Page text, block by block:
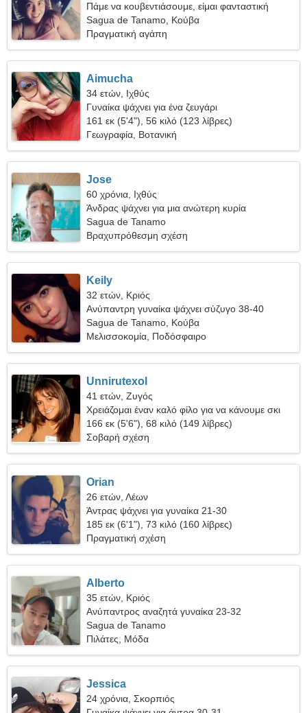
Πάμε να κουβεντιάσουμε, είμαι φανταστική
γυναίκα
Sagua de Tanamo, Κούβα
Πραγματική αγάπη
Aimucha
34 ετών, Ιχθύς
Γυναίκα ψάχνει για ένα ζευγάρι
161 εκ (5'4"), 56 κιλό (123 λίβρες)
Γεωγραφία, Βοτανική
Jose
60 χρόνια, Ιχθύς
Άνδρας ψάχνει για μια ανώτερη κυρία
Sagua de Tanamo
Βραχυπρόθεσμη σχέση
Keily
32 ετών, Κριός
Ανύπαντρη γυναίκα ψάχνει σύζυγο 38-40
Sagua de Tanamo, Κούβα
Μελισσοκομία, Ποδόσφαιρο
Unnirutexol
41 ετών, Ζυγός
Χρειάζομαι έναν καλό φίλο για να κάνουμε σκι
μαζί
166 εκ (5'6"), 68 κιλό (149 λίβρες)
Σοβαρή σχέση
Orian
26 ετών, Λέων
Άντρας ψάχνει για γυναίκα 21-30
185 εκ (6'1"), 73 κιλό (160 λίβρες)
Πραγματική σχέση
Alberto
35 ετών, Κριός
Ανύπαντρος αναζητά γυναίκα 23-32
Sagua de Tanamo
Πιλάτες, Μόδα
Jessica
24 χρόνια, Σκορπιός